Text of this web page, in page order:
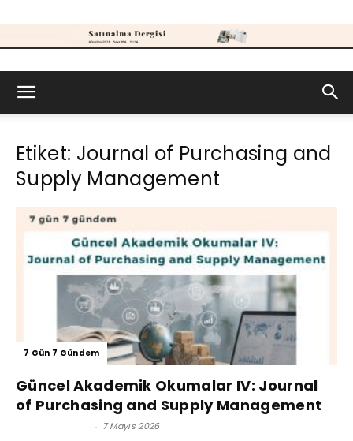
Dergisi
Etiket: Journal of Purchasing and
Supply Management
7 Gün 7 Gündem
Güncel Akademik Okumalar IV: Journal
of Purchasing and Supply Management
- 7 Mayıs 2026